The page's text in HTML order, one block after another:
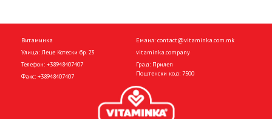
Витаминка
Улица: Леце Котески бр. 23
Телефон: +38948407407
Факс: +38948407407
Емаил: contact@vitaminka.com.mk
vitaminka.company
Град: Прилеп
Поштенски код: 7500